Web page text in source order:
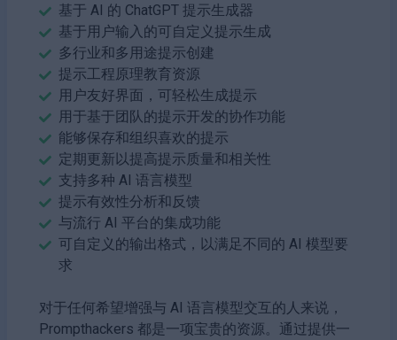
基于 AI 的 ChatGPT 提示生成器
基于用户输入的可自定义提示生成
多行业和多用途提示创建
提示工程原理教育资源
用户友好界面，可轻松生成提示
用于基于团队的提示开发的协作功能
能够保存和组织喜欢的提示
定期更新以提高提示质量和相关性
支持多种 AI 语言模型
提示有效性分析和反馈
与流行 AI 平台的集成功能
可自定义的输出格式，以满足不同的 AI 模型要
求
对于任何希望增强与 AI 语言模型交互的人来说，
Prompthackers 都是一项宝贵的资源。通过提供一